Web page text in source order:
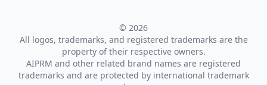
© 2026
All logos, trademarks, and registered trademarks are the
property of their respective owners.
AIPRM and other related brand names are registered
trademarks and are protected by international trademark